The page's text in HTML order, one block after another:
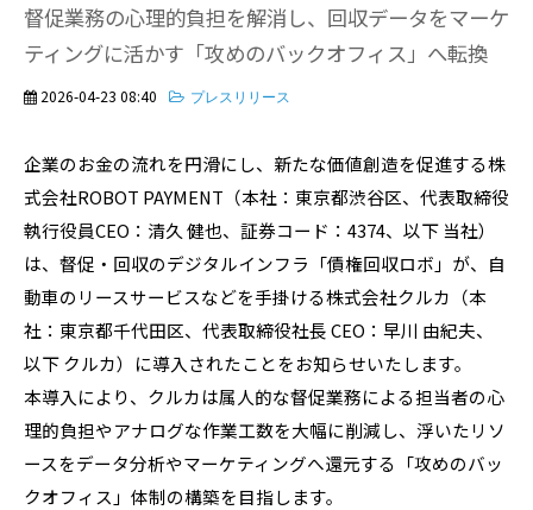
メディア
督促業務の心理的負担を解消し、回収データをマーケ
ティングに活かす「攻めのバックオフィス」へ転換
2026-04-23 08:40 プレスリリース
企業のお金の流れを円滑にし、新たな価値創造を促進する株
式会社ROBOT PAYMENT（本社：東京都渋谷区、代表取締役
執行役員CEO：清久 健也、証券コード：4374、以下 当社）
は、督促・回収のデジタルインフラ「債権回収ロボ」が、自
動車のリースサービスなどを手掛ける株式会社クルカ（本
社：東京都千代田区、代表取締役社長 CEO：早川 由紀夫、
以下 クルカ）に導入されたことをお知らせいたします。
本導入により、クルカは属人的な督促業務による担当者の心
理的負担やアナログな作業工数を大幅に削減し、浮いたリソ
ースをデータ分析やマーケティングへ還元する「攻めのバッ
クオフィス」体制の構築を目指します。